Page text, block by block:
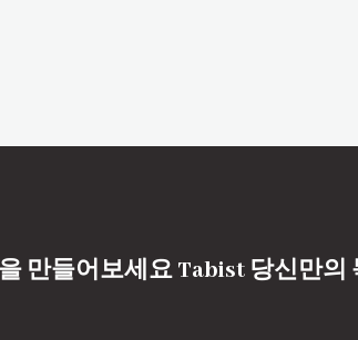
만들어보세요 Tabist 당신만